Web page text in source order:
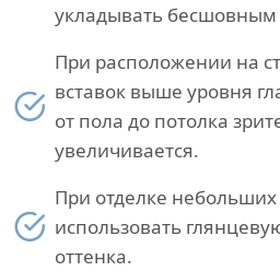
укладывать бесшовным
При расположении на
вставок выше уровня
от пола до потолка
увеличивается.
При отделке
использовать
оттенка.